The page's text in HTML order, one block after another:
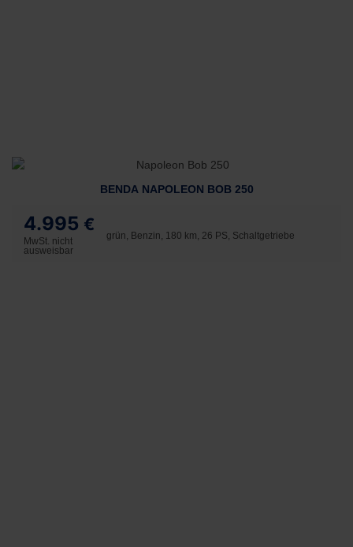
BENDA NAPOLEON BOB 250
4.995 €
MwSt. nicht
ausweisbar
grün, Benzin, 180 km, 26 PS, Schaltgetriebe